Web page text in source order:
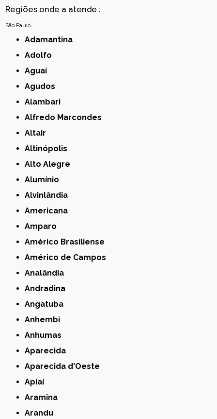
Regiões onde a atende :
São Paulo
Adamantina
Adolfo
Aguaí
Agudos
Alambari
Alfredo Marcondes
Altair
Altinópolis
Alto Alegre
Alumínio
Alvinlândia
Americana
Amparo
Américo Brasiliense
Américo de Campos
Analândia
Andradina
Angatuba
Anhembi
Anhumas
Aparecida
Aparecida d'Oeste
Apiaí
Aramina
Arandu